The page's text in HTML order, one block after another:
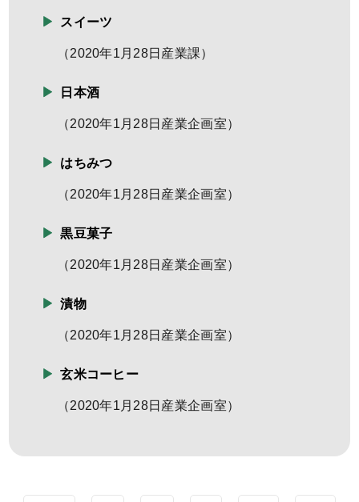
スイーツ
（2020年1月28日 産業課）
日本酒
（2020年1月28日 産業企画室）
はちみつ
（2020年1月28日 産業企画室）
黒豆菓子
（2020年1月28日 産業企画室）
漬物
（2020年1月28日 産業企画室）
玄米コーヒー
（2020年1月28日 産業企画室）